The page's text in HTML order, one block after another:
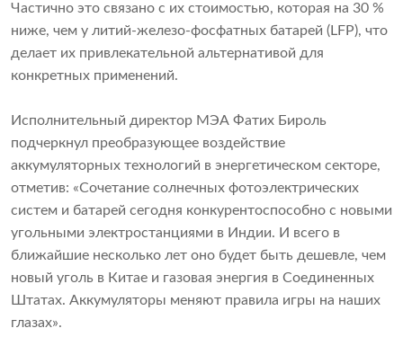
Частично это связано с их стоимостью, которая на 30 %
ниже, чем у литий-железо-фосфатных батарей (LFP), что
делает их привлекательной альтернативой для
конкретных применений.
Исполнительный директор МЭА Фатих Бироль
подчеркнул преобразующее воздействие
аккумуляторных технологий в энергетическом секторе,
отметив: «Сочетание солнечных фотоэлектрических
систем и батарей сегодня конкурентоспособно с новыми
угольными электростанциями в Индии. И всего в
ближайшие несколько лет оно будет быть дешевле, чем
новый уголь в Китае и газовая энергия в Соединенных
Штатах. Аккумуляторы меняют правила игры на наших
глазах».